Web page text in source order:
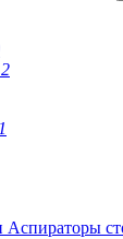
2
1